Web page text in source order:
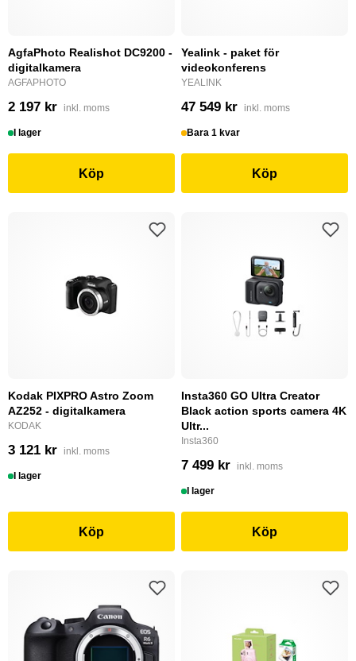
AgfaPhoto Realishot DC9200 -
digitalkamera
AGFAPHOTO
2 197 kr inkl. moms
I lager
Köp
Yealink - paket för
videokonferens
YEALINK
47 549 kr inkl. moms
Bara 1 kvar
Köp
Kodak PIXPRO Astro Zoom
AZ252 - digitalkamera
KODAK
3 121 kr inkl. moms
I lager
Köp
Insta360 GO Ultra Creator
Black action sports camera 4K
Ultr...
Insta360
7 499 kr inkl. moms
I lager
Köp